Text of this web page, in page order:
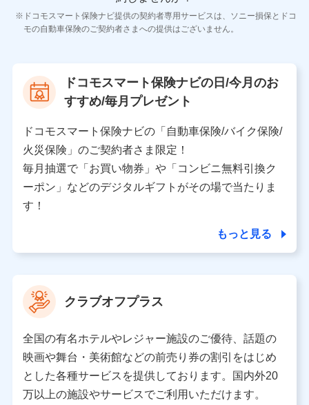
当社
当社又は株式会社NTTドコモが提供する保険関連サービ
スにおけるユーザ登録受付および管理のため
を受けている保険会社・提携会社の保険その他に関する
情報を提供するため、また維持管理等の委託業務遂行の
ため、またそれらに付帯、関連する当社、株式会社NTT
ドコモおよび提携会社のサービスを案内、提供するため
（各サービスで取得したサービス利用履歴、ウェブサイ
トの閲覧履歴、購買履歴、ご契約内容等のパーソナルデ
ータを分析して、お客さまの趣味・嗜好・傾向に応じた
上記に係る案内・手続き・管理等付帯業務を行うため
【当該個人データの管理について責任を有する者の名称・住
所・代表者名】
当該個人データを取り扱う各共同利用者（詳細は次のとお
り）
東京都千代田区永田町2丁目11番1号 山王パークタワー
株式会社NTTドコモ 代表取締役社長 前田 義晃
ドコモスマート保険ナビ提供の契約者専用サービスは、ソニー損保とドコ
モの自動車保険のご契約者さまへの提供はございません。
ドコモスマート保険ナビの日/今月のお
すすめ/毎月プレゼント
ドコモスマート保険ナビの「自動車保険/バイク保険/
火災保険」のご契約者さま限定！
毎月抽選で「お買い物券」や「コンビニ無料引換ク
ーポン」などのデジタルギフトがその場で当たりま
す！
もっと見る
クラブオフプラス
全国の有名ホテルやレジャー施設のご優待、話題の
映画や舞台・美術館などの前売り券の割引をはじめ
とした各種サービスを提供しております。国内外20
万以上の施設やサービスでご利用いただけます。